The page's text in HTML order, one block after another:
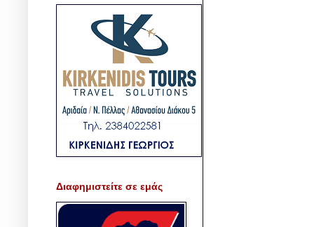
Διαφημιστείτε σε εμάς